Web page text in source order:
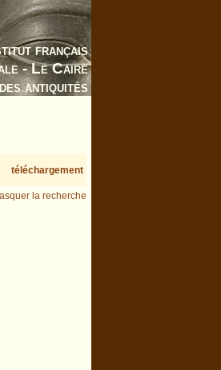
français
- Le Caire
antiquités
téléchargement
la recherche